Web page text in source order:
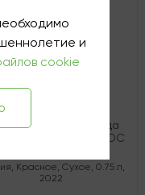
Бенанти "Контрада
Серра" Россо DOC
, Красное, Сухое, 0.75 л,
2022
и
cookie